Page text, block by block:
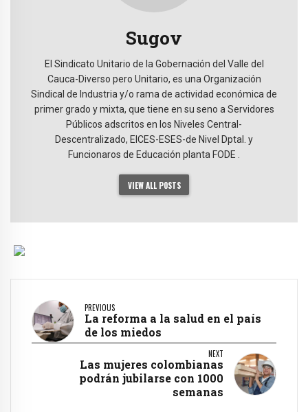
Sugov
El Sindicato Unitario de la Gobernación del Valle del
Cauca-Diverso pero Unitario, es una Organización
Sindical de Industria y/o rama de actividad económica de
primer grado y mixta, que tiene en su seno a Servidores
Públicos adscritos en los Niveles Central-
Descentralizado, EICES-ESES-de Nivel Dptal. y
Funcionaros de Educación planta FODE .
VIEW ALL POSTS
PREVIOUS
La reforma a la salud en el país
de los miedos
NEXT
Las mujeres colombianas
podrán jubilarse con 1000
semanas